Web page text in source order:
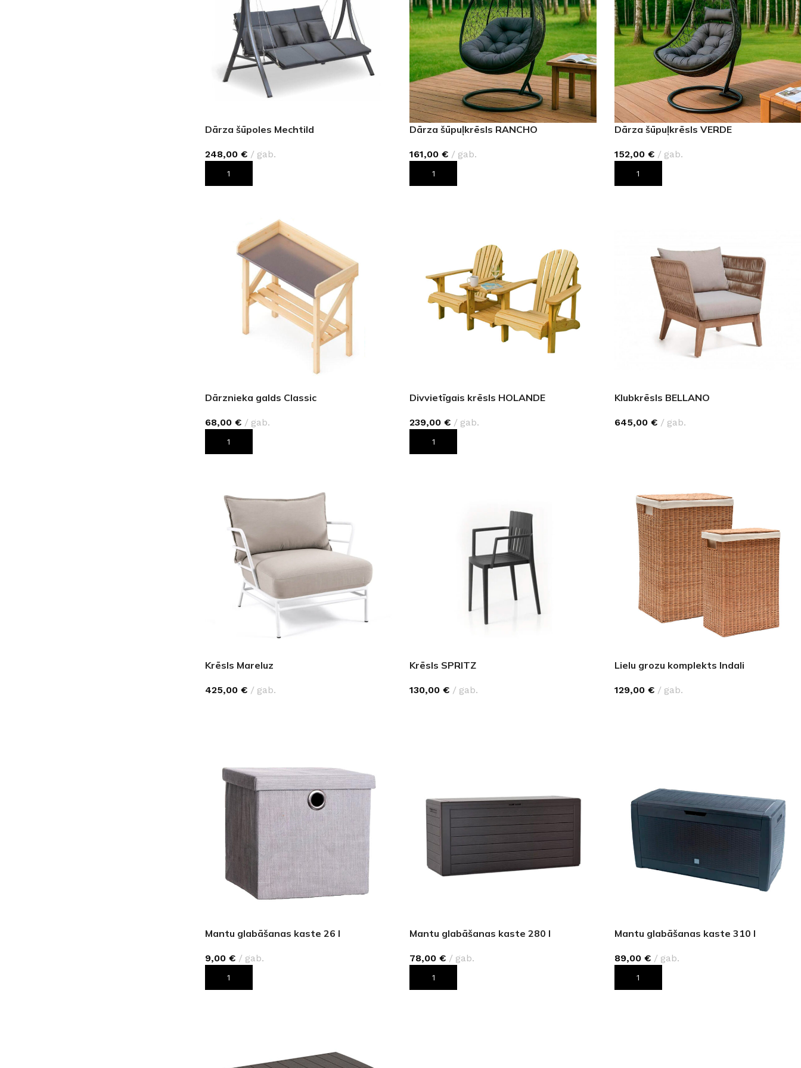
Dārza šūpoles Mechtild
248,00 € gab.
PIEVIENOT GROZAM
Dārza šūpuļkrēsls RANCHO
161,00 € gab.
PIEVIENOT GROZAM
Dārza šūpuļkrēsls VERDE
152,00 € gab.
PIEVIENOT GROZAM
Dārznieka galds Classic
68,00 € gab.
PIEVIENOT GROZAM
Divvietīgais krēsls HOLANDE
239,00 € gab.
PIEVIENOT GROZAM
Klubkrēsls BELLANO
645,00 € gab.
Krēsls Mareluz
425,00 € gab.
Krēsls SPRITZ
130,00 € gab.
Lielu grozu komplekts Indali
129,00 € gab.
Mantu glabāšanas kaste 26 l
9,00 € gab.
PIEVIENOT GROZAM
Mantu glabāšanas kaste 280 l
78,00 € gab.
PIEVIENOT GROZAM
Mantu glabāšanas kaste 310 l
89,00 € gab.
PIEVIENOT GROZAM